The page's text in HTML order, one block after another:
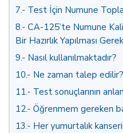
7. Test İçin Numune
8. CA-125’te Numune
Bir Hazırlık Yapılması
9. Nasıl kullanılmaktadır?
10. Ne zaman talep edilir?
11. Test sonuçlarının
12. Öğrenmem gereken
13. Her yumurtalık